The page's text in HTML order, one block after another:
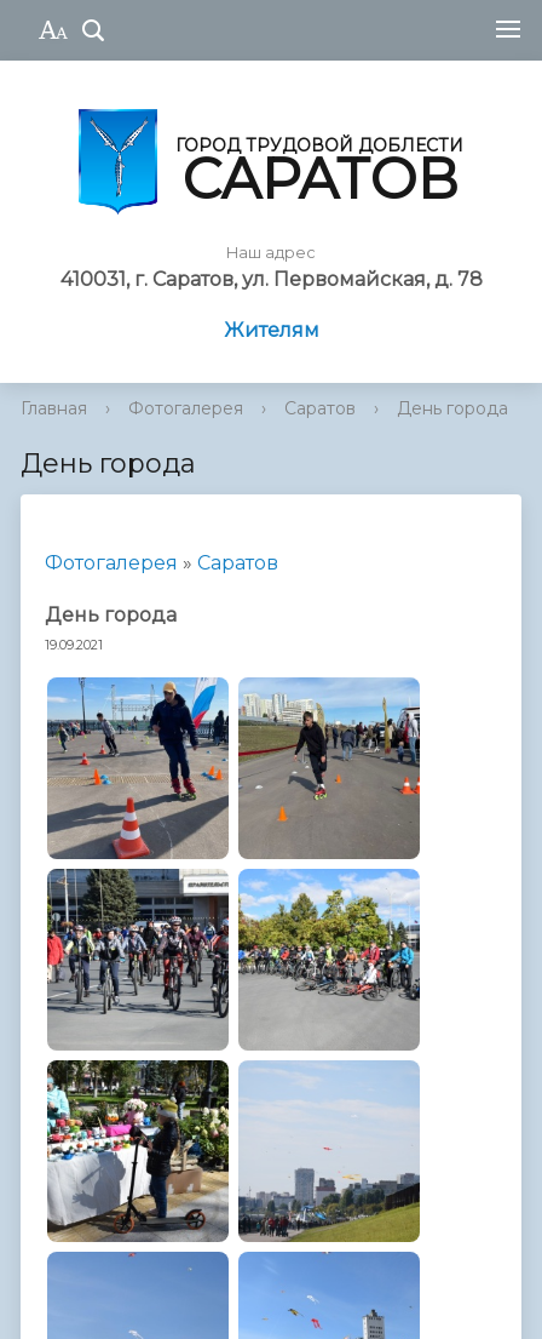
ГОРОД ТРУДОВОЙ ДОБЛЕСТИ
САРАТОВ
Наш адрес
410031, г. Саратов, ул. Первомайская, д. 78
Жителям
Главная › Фотогалерея › Саратов › День города
День города
Фотогалерея » Саратов
День города
19.09.2021